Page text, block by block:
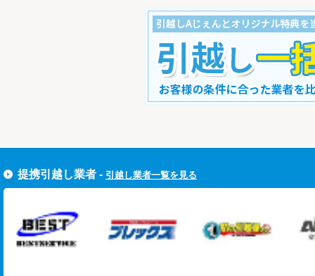
提携引越し業者 - 引越し業者一覧を見る